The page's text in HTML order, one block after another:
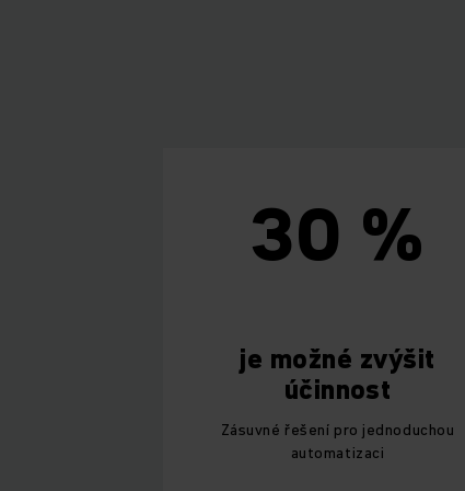
30 %
je možné zvýšit
účinnost
Zásuvné řešení pro jednoduchou
automatizaci